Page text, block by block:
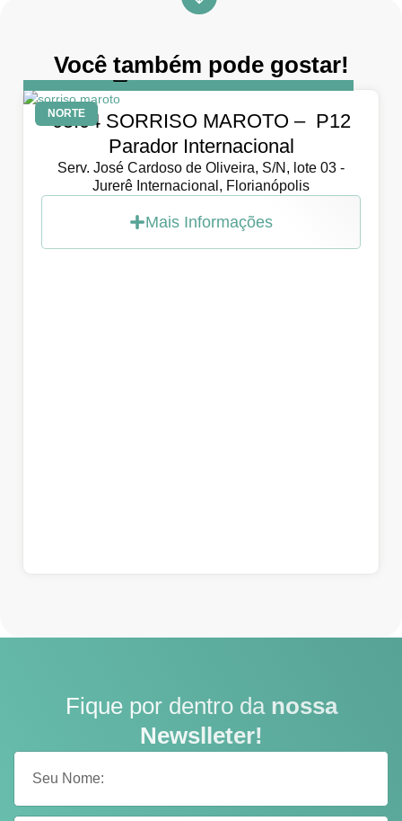
Você também pode gostar!
NORTE
DIA5 de abril de 2026
05.04 SORRISO MAROTO – P12
Parador Internacional
Serv. José Cardoso de Oliveira, S/N, lote 03 -
Jurerê Internacional, Florianópolis
Mais Informações
Fique por dentro da nossa
Newslleter!